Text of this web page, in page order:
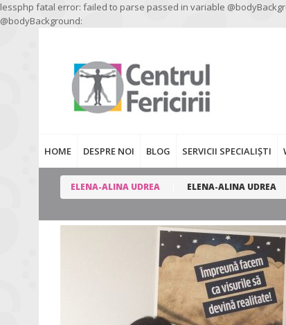
lessphp fatal error: failed to parse passed in variable
@bodyBackground:
HOME DESPRE NOI BLOG SERVICII SPECIALIȘTI
ELENA-ALINA UDREA ELENA-ALINA UDREA